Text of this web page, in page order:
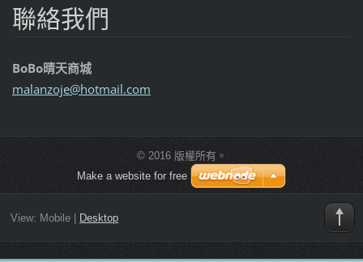
聯絡我們
BoBo晴天商城
malanzoje@hotmail.com
© 2016 版權所有。
Make a website for free
View: Mobile| Desktop